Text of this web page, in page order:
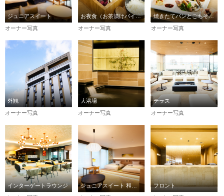
ジュニアスイート
オーナー写真
お夜食（お茶漬けバイキング）
オーナー写真
焼きたてパンとごちそう野菜の朝ごはん
オーナー写真
外観
オーナー写真
大浴場
オーナー写真
テラス
オーナー写真
インターゲートラウンジ
ジュニアスイート 和タイプ
フロント